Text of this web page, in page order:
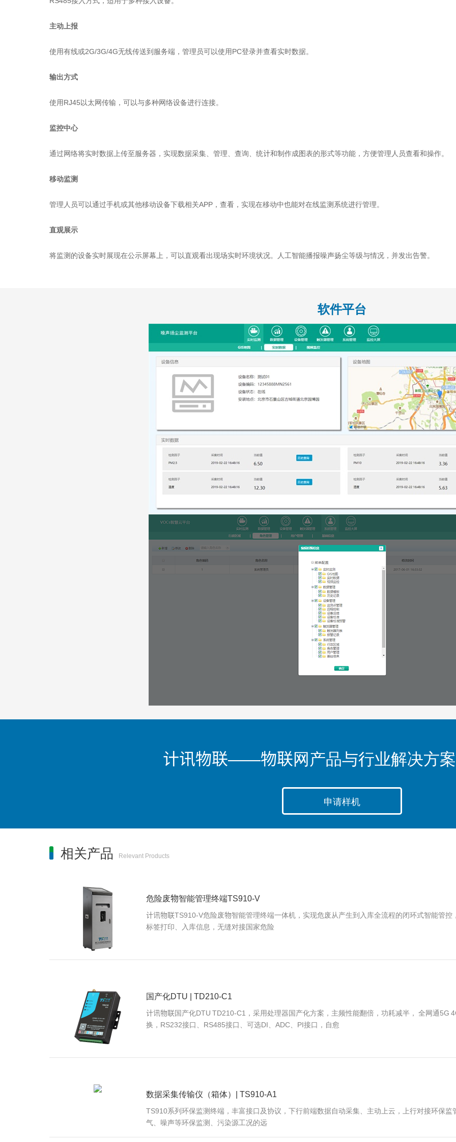
主动上报
使用有线或2G/3G/4G无线传送到服务端，管理员可以使用PC登录并查看实时数据。
输出方式
使用RJ45以太网传输，可以与多种网络设备进行连接。
监控中心
通过网络将实时数据上传至服务器，实现数据采集、管理、查询、统计和制作成图表的形式等功能，方便管理人员查看和操作。
移动监测
管理人员可以通过手机或其他移动设备下载相关APP，查看，实现在移动中也能对在线监测系统进行管理。
直观展示
将监测的设备实时展现在公示屏幕上，可以直观看出现场实时环境状况。人工智能播报噪声扬尘等级与情况，并发出告警。
软件平台
计讯物联——物联网产品与行业解决方
申请样机
相关产品 Relevant Products
危险废物智能管理终端TS910-V
计讯物联TS910-V危险废物智能管理终端一体机，实现危废从产生到入库全流程的闭环式智能管
标签打印、入库信息，无缝对接国家危险
国产化DTU | TD210-C1
计讯物联国产化DTU TD210-C1，采用处理器国产化方案，主频性能翻倍，功耗减半， 全网通5G
换，RS232接口、RS485接口、可选DI、ADC、PI接口，自愈
数据采集传输仪（箱体）| TS910-A1
TS910系列环保监测终端，丰富接口及协议，下行前端数据自动采集、主动上云，上行对接环保
气、噪声等环保监测、污染源工况的远